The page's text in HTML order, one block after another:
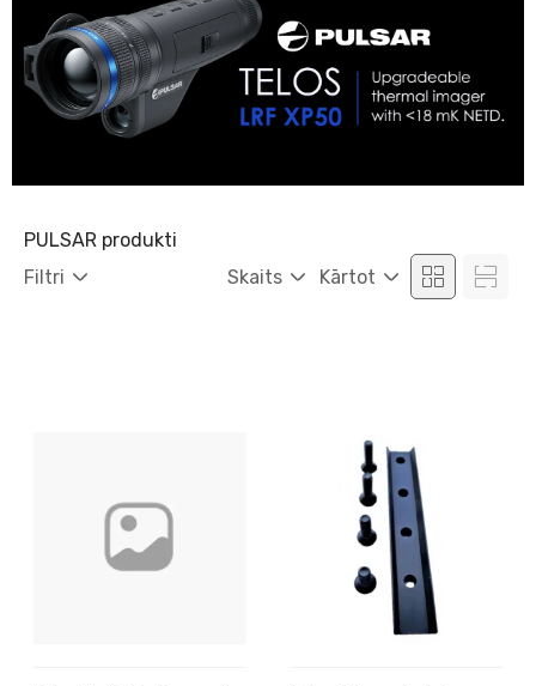
PULSAR produkti
Filtri
Skaits Kārtot